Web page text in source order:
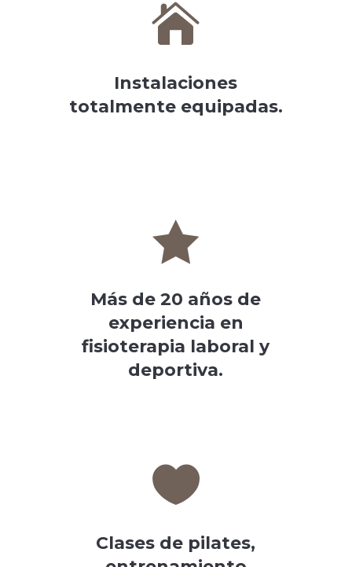

Instalaciones
totalmente equipadas.

Más de 20 años de
experiencia en
fisioterapia laboral y
deportiva.

Clases de pilates,